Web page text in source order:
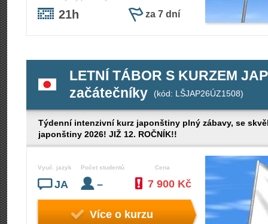
21h za 7 dní
LETNÍ TÁBOR S KURZEM
začátečníky
(kód: LŠJAP26ÚZ1508)
Týdenní intenzivní kurz japonštiny plný zábavy, se
japonštiny 2026! JIŽ 12. ROČNÍK!!
Vyuč. jazyk
JA
Počet studentů
–
Cena
7 900 Kč
Více o kurzu